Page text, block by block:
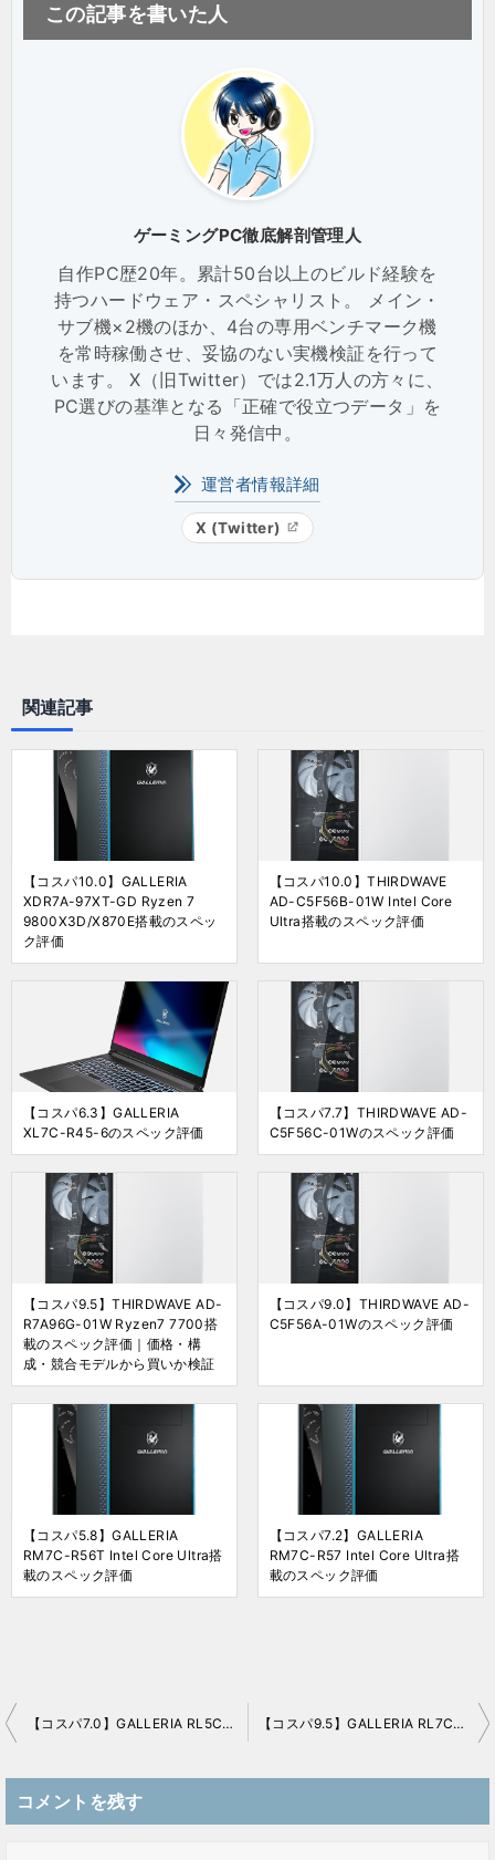
この記事を書いた人
ゲーミングPC徹底解剖管理人
自作PC歴20年。累計50台以上のビルド経験を
持つハードウェア・スペシャリスト。 メイン・
サブ機×2機のほか、4台の専用ベンチマーク機
を常時稼働させ、妥協のない実機検証を行って
います。 X（旧Twitter）では2.1万人の方々に、
PC選びの基準となる「正確で役立つデータ」を
日々発信中。
運営者情報詳細
X (Twitter)
関連記事
【コスパ10.0】GALLERIA
XDR7A-97XT-GD Ryzen 7
9800X3D/X870E搭載のスペッ
ク評価
【コスパ10.0】THIRDWAVE
AD-C5F56B-01W Intel Core
Ultra搭載のスペック評価
【コスパ6.3】GALLERIA
XL7C-R45-6のスペック評価
【コスパ7.7】THIRDWAVE AD-
C5F56C-01Wのスペック評価
【コスパ9.5】THIRDWAVE AD-
R7A96G-01W Ryzen7 7700搭
載のスペック評価｜価格・構
成・競合モデルから買いか検証
【コスパ9.0】THIRDWAVE AD-
C5F56A-01Wのスペック評価
【コスパ5.8】GALLERIA
RM7C-R56T Intel Core Ultra搭
載のスペック評価
【コスパ7.2】GALLERIA
RM7C-R57 Intel Core Ultra搭
載のスペック評価
稿
ナ
ビ
【コスパ7.0】GALLERIA RL5C-R35-5Nのスペック評価 【コスパ9.5】GALLERIA RL7C-R35-5Nのスペック評価
コメントを残す